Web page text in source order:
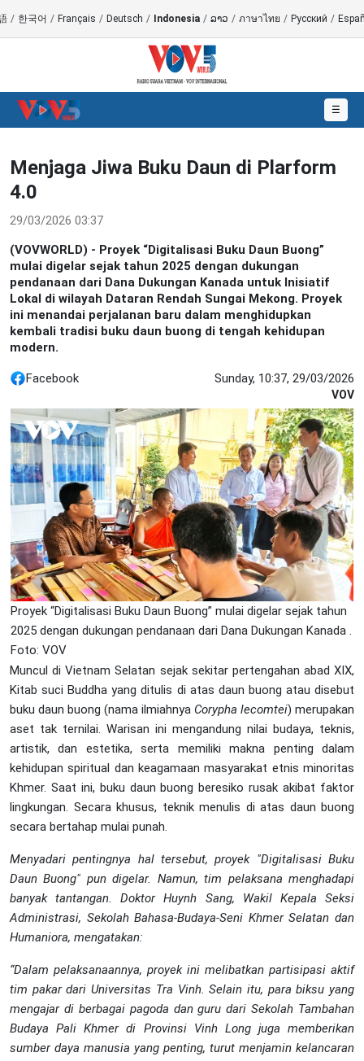
/ 한국어 / Français / Deutsch / Indonesia / ລາວ / ภาษาไทย / Русский /
☰
Menjaga Jiwa Buku Daun di Plarform
4.0
29/03/2026 03:37
(VOVWORLD) - Proyek “Digitalisasi Buku Daun Buong”
mulai digelar sejak tahun 2025 dengan dukungan
pendanaan dari Dana Dukungan Kanada untuk Inisiatif
Lokal di wilayah Dataran Rendah Sungai Mekong. Proyek
ini menandai perjalanan baru dalam menghidupkan
kembali tradisi buku daun buong di tengah kehidupan
modern.
Facebook Sunday, 10:37, 29/03/2026
VOV
Proyek “Digitalisasi Buku Daun Buong” mulai digelar sejak tahun
2025 dengan dukungan pendanaan dari Dana Dukungan Kanada .
Foto: VOV
Muncul di Vietnam Selatan sejak sekitar pertengahan abad XIX,
Kitab suci Buddha yang ditulis di atas daun buong atau disebut
buku daun buong (nama ilmiahnya Corypha lecomtei) merupakan
aset tak ternilai. Warisan ini mengandung nilai budaya, teknis,
artistik, dan estetika, serta memiliki makna penting dalam
kehidupan spiritual dan keagamaan masyarakat etnis minoritas
Khmer. Saat ini, buku daun buong beresiko rusak akibat faktor
lingkungan. Secara khusus, teknik menulis di atas daun buong
secara bertahap mulai punah.
Menyadari pentingnya hal tersebut, proyek "Digitalisasi Buku
DaunBuong" pundigelar. Namun, tim pelaksana menghadapi
banyak tantangan. Doktor Huynh Sang, Wakil Kepala Seksi
Administrasi, Sekolah Bahasa-Budaya-Seni Khmer Selatan dan
Humaniora, mengatakan:
“Dalam pelaksanaannya, proyek ini melibatkan partisipasi aktif
tim pakardari Universitas Tra Vinh.Selain itu, para biksu yang
mengajar di berbagai pagoda dan guru dari Sekolah Tambahan
Budaya Pali Khmer di Provinsi Vinh Long juga memberikan
sumber daya manusia yang penting, turut menjamin kelancaran